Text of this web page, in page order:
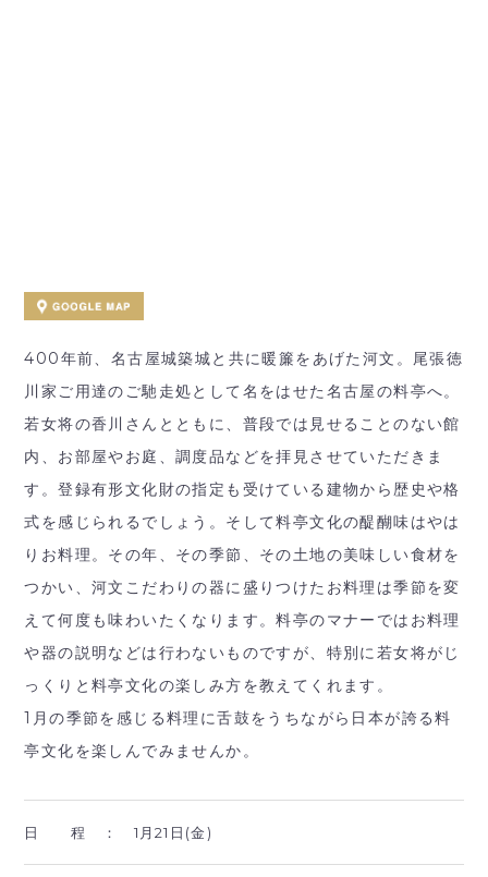
400年前、名古屋城築城と共に暖簾をあげた河文。尾張徳
川家ご用達のご馳走処として名をはせた名古屋の料亭へ。
若女将の香川さんとともに、普段では見せることのない館
内、お部屋やお庭、調度品などを拝見させていただきま
す。登録有形文化財の指定も受けている建物から歴史や格
式を感じられるでしょう。そして料亭文化の醍醐味はやは
りお料理。その年、その季節、その土地の美味しい食材を
つかい、河文こだわりの器に盛りつけたお料理は季節を変
えて何度も味わいたくなります。料亭のマナーではお料理
や器の説明などは行わないものですが、特別に若女将がじ
っくりと料亭文化の楽しみ方を教えてくれます。
1月の季節を感じる料理に舌鼓をうちながら日本が誇る料
亭文化を楽しんでみませんか。
日 程 ： 1月21日(金)